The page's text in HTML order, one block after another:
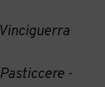
Vinciguerra
Pasticcere -